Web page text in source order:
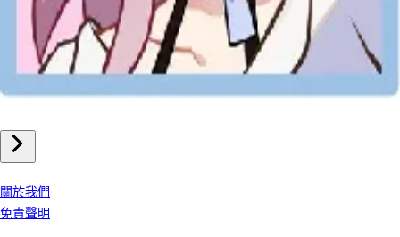
手機遊戲
崩壞星穹鐵道 儲值
關於我們
免責聲明